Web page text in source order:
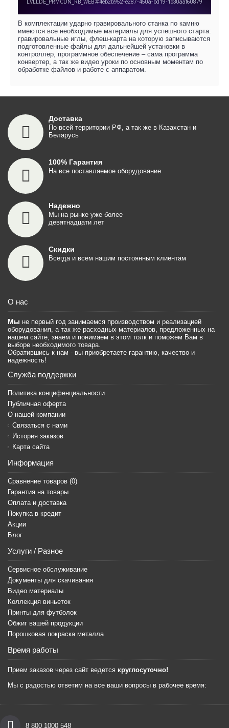
В комплектации ударно гравировального станка по камню
имеются все необходимые материалы для успешного старта:
гравировальные иглы, флеш-карта на которую записываются
подготовленные файлы для дальнейшей установки в
контроллер, программное обеспечение – сама программа
конвертер, а так же видео уроки по основным моментам по
обработке файлов и работе с аппаратом.
Доставка
По всей территории РФ, а так же в Казахстан и
Беларусь
100% Гарантия
На все поставляемое оборудование
Надежно
Мы на рынке уже более
девятнадцати лет
Скидки
Всегда и всем нашим постоянным клиентам
О нас
Мы не первый год занимаемся производством и реализацией
оборудования, а так же расходных материалов, предложенных на
нашем сайте, знаем и понимаем в этом толк и поможем Вам в
выборе необходимого товара.
Обратившись к нам - вы приобретаете гарантию, качество и
надежность!
Служба поддержки
Политика концифенциальности
Публичная оферта
О нашей компании
Связаться с нами
История заказов
Карта сайта
Информация
Сравнение товаров (0)
Гарантия на товары
Оплата и доставка
Покупка в кредит
Акции
Блог
Услуги / Разное
Сервисное обслуживание
Документы для скачивания
Видео материалы
Коллекция виньеток
Принты для футболок
Обжиг вашей продукции
Порошковая покраска металла
Время работы
Прием заказов через сайт ведется круглосуточно!
Мы с радостью ответим на все ваши вопросы в рабочее время:
8 800 1000 548